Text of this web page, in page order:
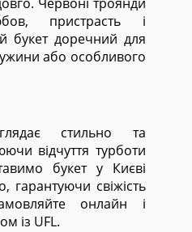
пристрасть і
букет доречний для
або особливого
стильно та
відчуття турботи
букет у Києві
гарантуючи свіжість
онлайн і
із UFL.